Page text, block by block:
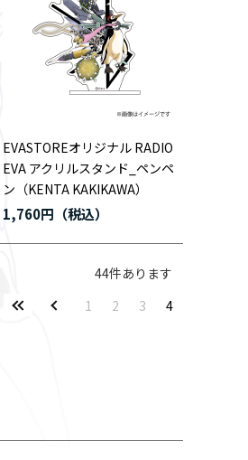
EVASTOREオリジナル RADIO
EVA アクリルスタンド_ペンペ
ン（KENTA KAKIKAWA）
1,760円
44件あります
1
2 3 4